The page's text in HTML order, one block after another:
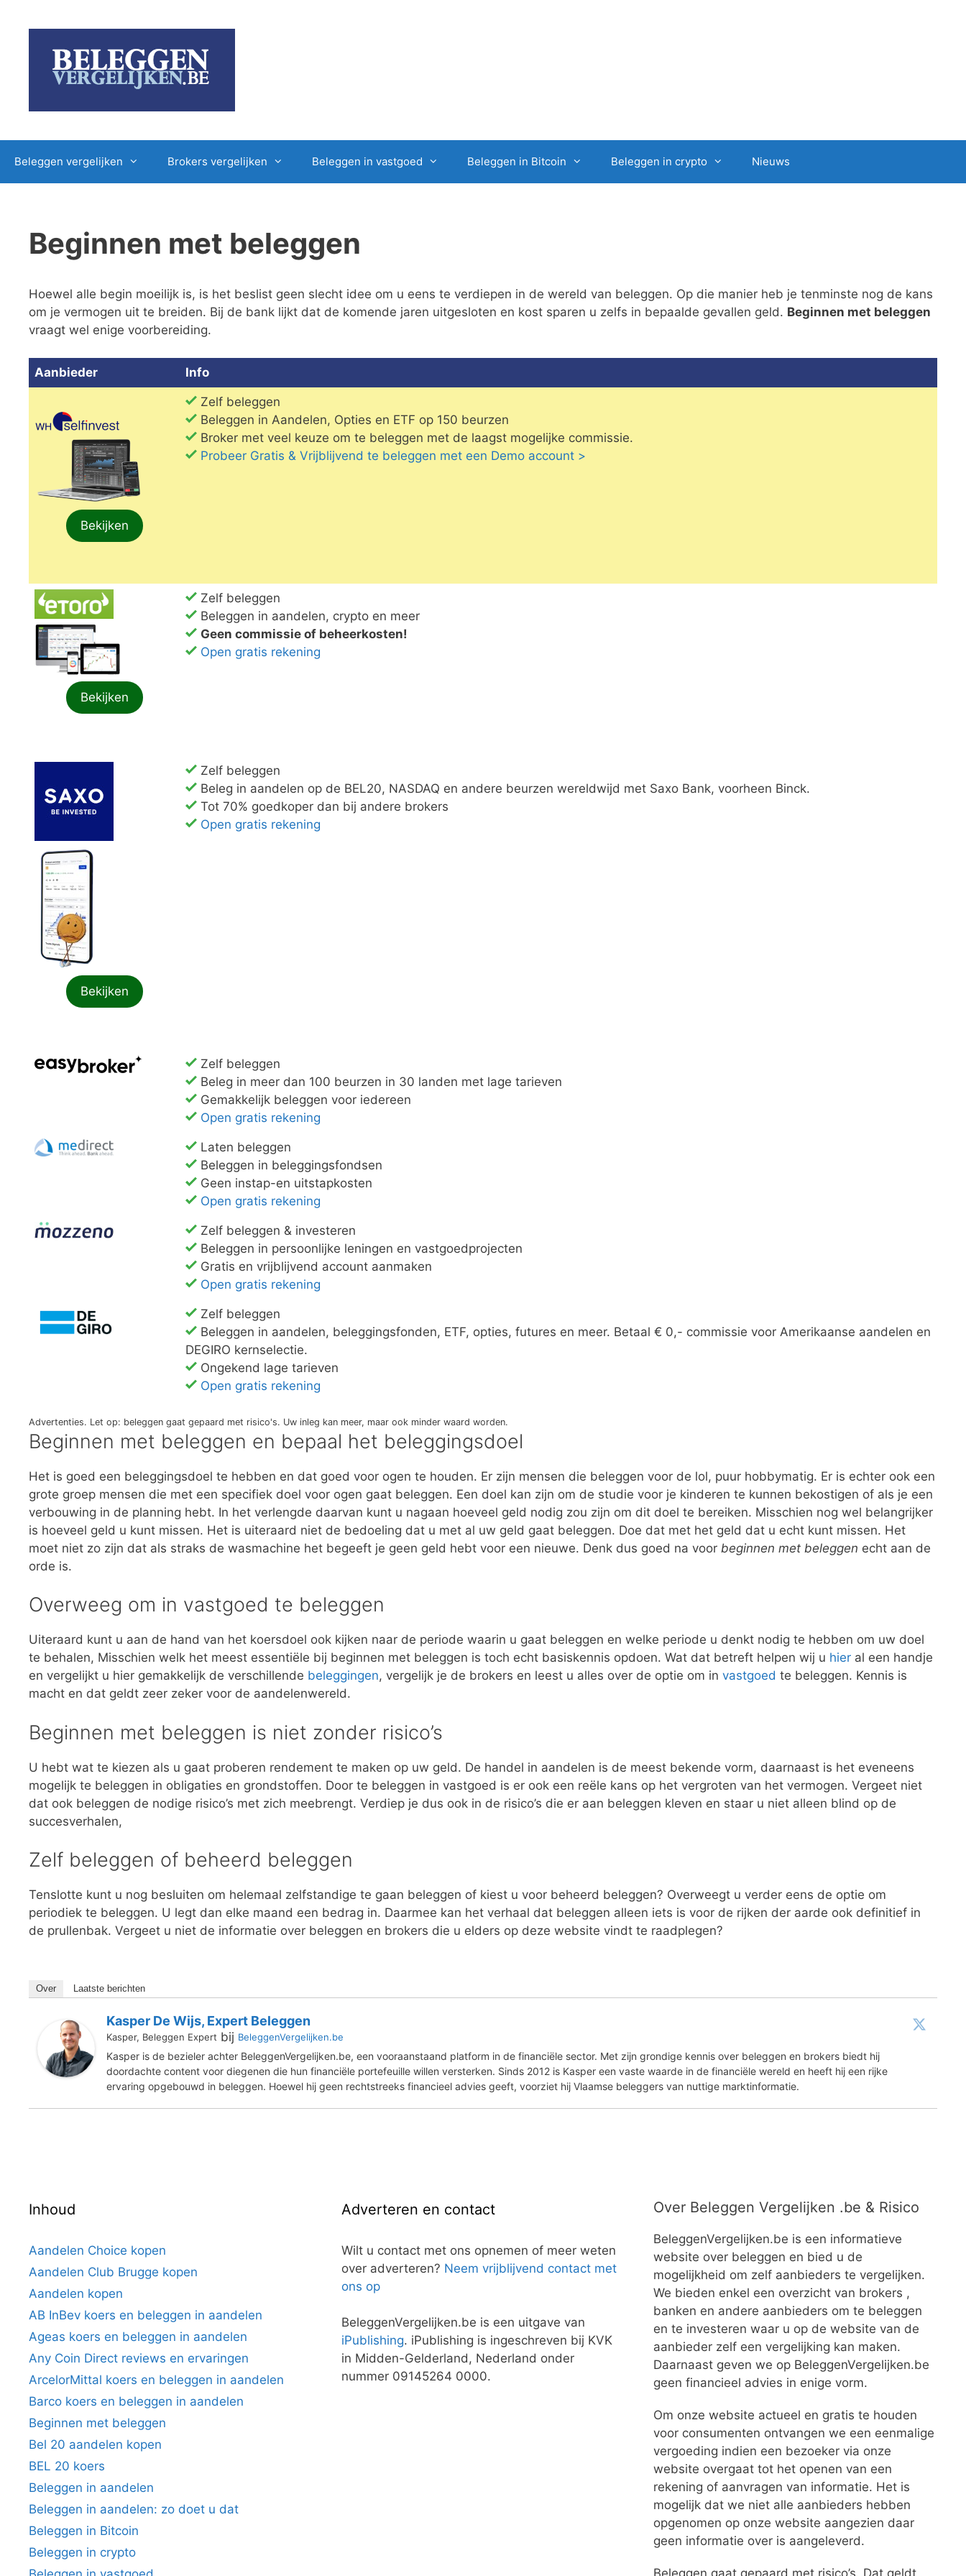
Beleggen vergelijken Brokers vergelijken Beleggen in vastgoed Beleggen in Bitcoin Beleggen in crypto Nieuws
Beginnen met beleggen
Hoewel alle begin moeilijk is, is het beslist geen slecht idee om u eens te verdiepen in de wereld van beleggen. Op die manier heb je tenminste nog de kans
om je vermogen uit te breiden. Bij de bank lijkt dat de komende jaren uitgesloten en kost sparen u zelfs in bepaalde gevallen geld. Beginnen met beleggen
vraagt wel enige voorbereiding.
Aanbieder Info
Bekijken
Zelf beleggen
Beleggen in Aandelen, Opties en ETF op 150 beurzen
Broker met veel keuze om te beleggen met de laagst mogelijke commissie.
Probeer Gratis & Vrijblijvend te beleggen met een Demo account >
Bekijken
Zelf beleggen
Beleggen in aandelen, crypto en meer
Geen commissie of beheerkosten!
Open gratis rekening
Bekijken
Zelf beleggen
Beleg in aandelen op de BEL20, NASDAQ en andere beurzen wereldwijd met Saxo Bank, voorheen Binck.
Tot 70% goedkoper dan bij andere brokers
Open gratis rekening
Zelf beleggen
Beleg in meer dan 100 beurzen in 30 landen met lage tarieven
Gemakkelijk beleggen voor iedereen
Open gratis rekening
Laten beleggen
Beleggen in beleggingsfondsen
Geen instap-en uitstapkosten
Open gratis rekening
Zelf beleggen & investeren
Beleggen in persoonlijke leningen en vastgoedprojecten
Gratis en vrijblijvend account aanmaken
Open gratis rekening
Zelf beleggen
Beleggen in aandelen, beleggingsfonden, ETF, opties, futures en meer. Betaal € 0,- commissie voor Amerikaanse aandelen en
DEGIRO kernselectie.
Ongekend lage tarieven
Open gratis rekening
Advertenties. Let op: beleggen gaat gepaard met risico's. Uw inleg kan meer, maar ook minder waard worden.
Beginnen met beleggen en bepaal het beleggingsdoel
Het is goed een beleggingsdoel te hebben en dat goed voor ogen te houden. Er zijn mensen die beleggen voor de lol, puur hobbymatig. Er is echter ook een
grote groep mensen die met een specifiek doel voor ogen gaat beleggen. Een doel kan zijn om de studie voor je kinderen te kunnen bekostigen of als je een
verbouwing in de planning hebt. In het verlengde daarvan kunt u nagaan hoeveel geld nodig zou zijn om dit doel te bereiken. Misschien nog wel belangrijker
is hoeveel geld u kunt missen. Het is uiteraard niet de bedoeling dat u met al uw geld gaat beleggen. Doe dat met het geld dat u echt kunt missen. Het
moet niet zo zijn dat als straks de wasmachine het begeeft je geen geld hebt voor een nieuwe. Denk dus goed na voor beginnen met beleggen echt aan de
orde is.
Overweeg om in vastgoed te beleggen
Uiteraard kunt u aan de hand van het koersdoel ook kijken naar de periode waarin u gaat beleggen en welke periode u denkt nodig te hebben om uw doel
te behalen, Misschien welk het meest essentiële bij beginnen met beleggen is toch echt basiskennis opdoen. Wat dat betreft helpen wij u hier al een handje
en vergelijkt u hier gemakkelijk de verschillende beleggingen, vergelijk je de brokers en leest u alles over de optie om in vastgoed te beleggen. Kennis is
macht en dat geldt zeer zeker voor de aandelenwereld.
Beginnen met beleggen is niet zonder risico’s
U hebt wat te kiezen als u gaat proberen rendement te maken op uw geld. De handel in aandelen is de meest bekende vorm, daarnaast is het eveneens
mogelijk te beleggen in obligaties en grondstoffen. Door te beleggen in vastgoed is er ook een reële kans op het vergroten van het vermogen. Vergeet niet
dat ook beleggen de nodige risico’s met zich meebrengt. Verdiep je dus ook in de risico’s die er aan beleggen kleven en staar u niet alleen blind op de
succesverhalen,
Zelf beleggen of beheerd beleggen
Tenslotte kunt u nog besluiten om helemaal zelfstandige te gaan beleggen of kiest u voor beheerd beleggen? Overweegt u verder eens de optie om
periodiek te beleggen. U legt dan elke maand een bedrag in. Daarmee kan het verhaal dat beleggen alleen iets is voor de rijken der aarde ook definitief in
de prullenbak. Vergeet u niet de informatie over beleggen en brokers die u elders op deze website vindt te raadplegen?
Over Laatste berichten
Kasper De Wijs, Expert Beleggen
Kasper, Beleggen Expert bij BeleggenVergelijken.be
Kasper is de bezieler achter BeleggenVergelijken.be, een vooraanstaand platform in de financiële sector. Met zijn grondige kennis over beleggen en brokers biedt hij
doordachte content voor diegenen die hun financiële portefeuille willen versterken. Sinds 2012 is Kasper een vaste waarde in de financiële wereld en heeft hij een rijke
ervaring opgebouwd in beleggen. Hoewel hij geen rechtstreeks financieel advies geeft, voorziet hij Vlaamse beleggers van nuttige marktinformatie.
Inhoud
Aandelen Choice kopen
Aandelen Club Brugge kopen
Aandelen kopen
AB InBev koers en beleggen in aandelen
Ageas koers en beleggen in aandelen
Any Coin Direct reviews en ervaringen
ArcelorMittal koers en beleggen in aandelen
Barco koers en beleggen in aandelen
Beginnen met beleggen
Bel 20 aandelen kopen
BEL 20 koers
Beleggen in aandelen
Beleggen in aandelen: zo doet u dat
Beleggen in Bitcoin
Beleggen in crypto
Adverteren en contact
Wilt u contact met ons opnemen of meer weten
over adverteren? Neem vrijblijvend contact met
ons op
BeleggenVergelijken.be is een uitgave van
iPublishing. iPublishing is ingeschreven bij KVK
in Midden-Gelderland, Nederland onder
nummer 09145264 0000.
Over Beleggen Vergelijken .be & Risico
BeleggenVergelijken.be is een informatieve
website over beleggen en bied u de
mogelijkheid om zelf aanbieders te vergelijken.
We bieden enkel een overzicht van brokers ,
banken en andere aanbieders om te beleggen
en te investeren waar u op de website van de
aanbieder zelf een vergelijking kan maken.
Daarnaast geven we op BeleggenVergelijken.be
geen financieel advies in enige vorm.
Om onze website actueel en gratis te houden
voor consumenten ontvangen we een eenmalige
vergoeding indien een bezoeker via onze
website overgaat tot het openen van een
rekening of aanvragen van informatie. Het is
mogelijk dat we niet alle aanbieders hebben
opgenomen op onze website aangezien daar
geen informatie over is aangeleverd.
Beleggen gaat gepaard met risico’s. Dat geldt